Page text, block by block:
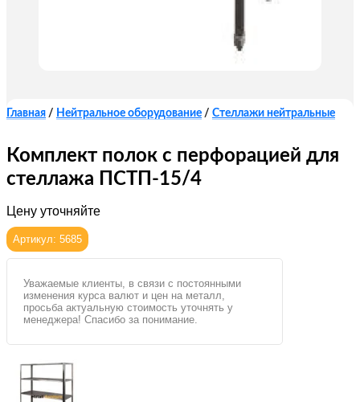
Главная / Нейтральное оборудование / Стеллажи нейтральные
Комплект полок с перфорацией для
стеллажа ПСТП-15/4
Цену уточняйте
Артикул: 5685
Уважаемые клиенты, в связи с постоянными
изменения курса валют и цен на металл,
просьба актуальную стоимость уточнять у
менеджера! Спасибо за понимание.